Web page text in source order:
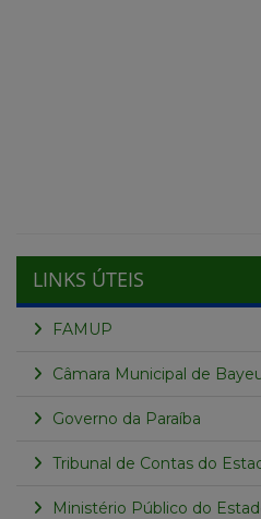
LINKS ÚTEIS
FAMUP
Câmara Municipal de
Governo da Paraíba
Tribunal de Contas do
Ministério Público do